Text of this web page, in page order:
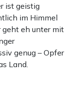
ist geistig
im Himmel
geht eh unter mit
genug – Opfer
Land.